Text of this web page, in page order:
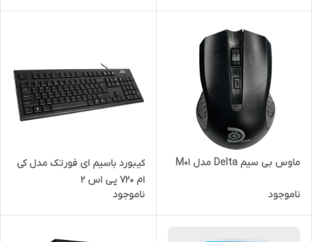
ماوس بی سیم Delta مدل M01
ناموجود
کیبورد باسیم ای فورتک مدل کی
ام 720 پی اس 2
ناموجود